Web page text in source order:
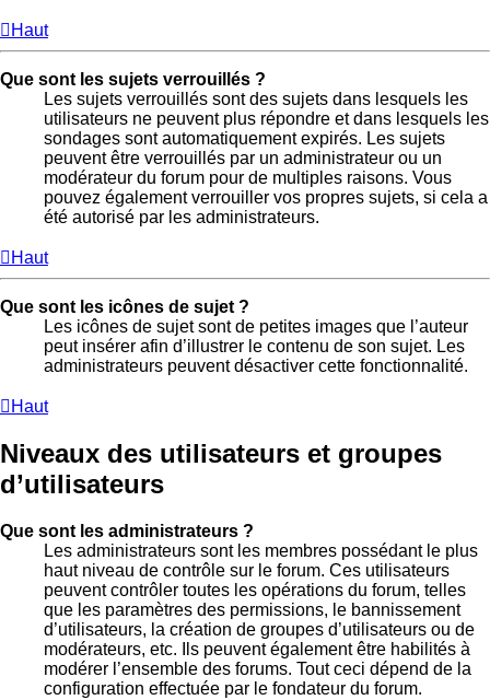
Haut
Que sont les sujets verrouillés ?
Les sujets verrouillés sont des sujets dans lesquels les
utilisateurs ne peuvent plus répondre et dans lesquels les
sondages sont automatiquement expirés. Les sujets
peuvent être verrouillés par un administrateur ou un
modérateur du forum pour de multiples raisons. Vous
pouvez également verrouiller vos propres sujets, si cela a
été autorisé par les administrateurs.
Haut
Que sont les icônes de sujet ?
Les icônes de sujet sont de petites images que l’auteur
peut insérer afin d’illustrer le contenu de son sujet. Les
administrateurs peuvent désactiver cette fonctionnalité.
Haut
Niveaux des utilisateurs et groupes
d’utilisateurs
Que sont les administrateurs ?
Les administrateurs sont les membres possédant le plus
haut niveau de contrôle sur le forum. Ces utilisateurs
peuvent contrôler toutes les opérations du forum, telles
que les paramètres des permissions, le bannissement
d’utilisateurs, la création de groupes d’utilisateurs ou de
modérateurs, etc. Ils peuvent également être habilités à
modérer l’ensemble des forums. Tout ceci dépend de la
configuration effectuée par le fondateur du forum.